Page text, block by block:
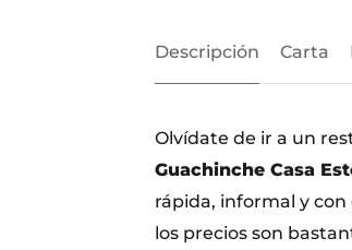
Descripción Carta
Olvídate de ir a un
Guachinche Casa
rápida, informal y
los precios son